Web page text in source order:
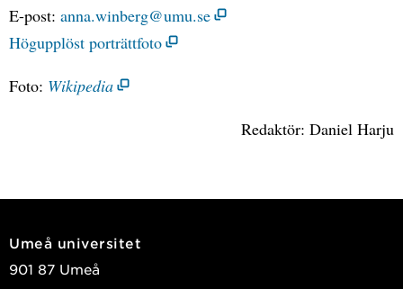
E-post: anna.winberg@umu.se
Högupplöst porträttfoto
Foto: Wikipedia
Redaktör: Daniel Harju
Umeå universitet
901 87 Umeå